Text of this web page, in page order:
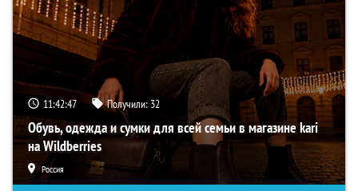
11:42:46 Получили: 32
Обувь, одежда и сумки для всей семьи в магазине kari
на Wildberries
Россия